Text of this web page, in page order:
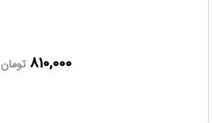
810,000 تومان